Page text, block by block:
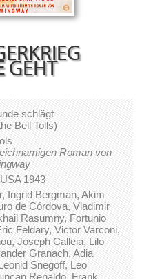
GEHT
schlägt
Bell Tolls)
Roman von
1943
Ingrid Bergman, Akim
de Córdova, Vladimir
Rasumny, Fortunio
Feldary, Victor Varconi,
Joseph Calleia, Lilo
Granach, Adia
Snegoff, Leo
Renaldo, Frank